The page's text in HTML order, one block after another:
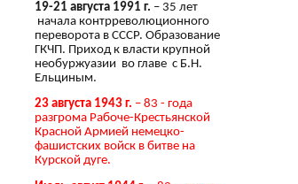
19-21 августа 1991 г. – 35 лет
начала контрреволюционного
переворота в СССР. Образование
ГКЧП. Приход к власти крупной
необуржуазии во главе с Б.Н.
Ельциным.
23 августа 1943 г. – 83 - года
разгрома Рабоче-Крестьянской
Красной Армией немецко-
фашистских войск в битве на
Курской дуге.